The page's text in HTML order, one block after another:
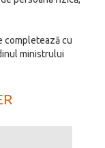
completează cu
ministrului